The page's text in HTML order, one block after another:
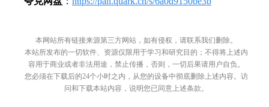
本网站所有链接来源第三方网站，如有侵权，请联系我们删除。
本站所发布的一切软件、资源仅限用于学习和研究目的；不得将上述内
容用于商业或者非法用途，禁止传播，否则，一切后果请用户自负。
您必须在下载后的24个小时之内，从您的设备中彻底删除上述内容。访
问和下载本站内容，说明您已同意上述条款。